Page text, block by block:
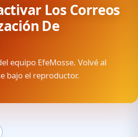
Los Correos
De
equipo EfeMosse. Volvé al
bajo el reproductor.